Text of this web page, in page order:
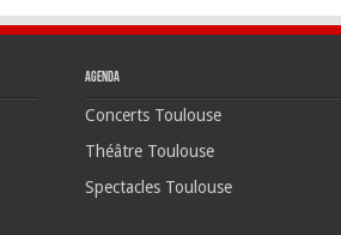
Agenda
Concerts Toulouse
Théâtre Toulouse
Spectacles Toulouse